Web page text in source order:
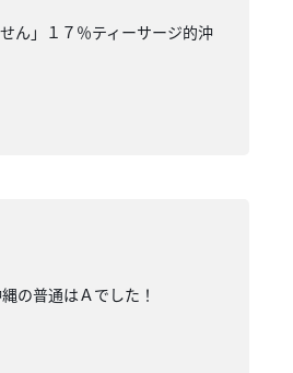
ん」１７％ティーサージ的沖
の普通はＡでした！